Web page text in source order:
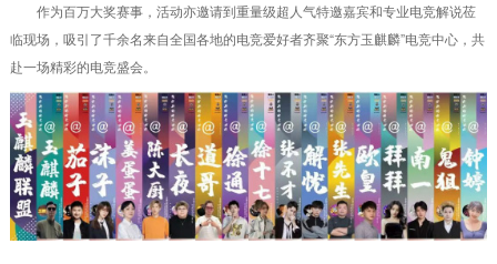
作为百万大奖赛事，活动亦邀请到重量级超人气特邀嘉宾和专业电竞解说莅
临现场，吸引了千余名来自全国各地的电竞爱好者齐聚“东方玉麒麟”电竞中心，共
赴一场精彩的电竞盛会。